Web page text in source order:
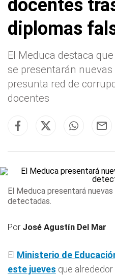
docentes
diplomas
El Meduca destaca
se presentarán
presunta red de
docentes
El Meduca presentará
detectadas.
Por José Agustín Del Mar
El Ministerio de
este jueves que